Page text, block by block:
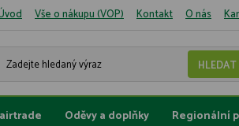
Vše o nákupu (VOP) Kontakt O nás
Oděvy a doplňky Regionální